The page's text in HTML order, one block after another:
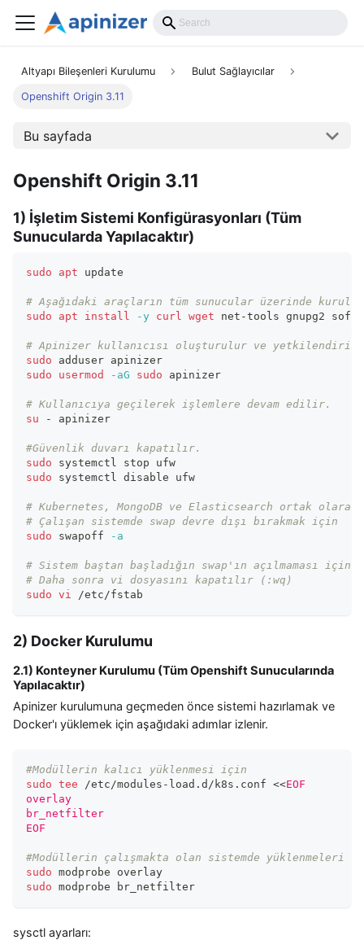
Altyapı Bileşenleri Kurulumu Bulut Sağlayıcılar
Openshift Origin 3.11
Bu sayfada
Openshift Origin 3.11
1) İşletim Sistemi Konfigürasyonları (Tüm
Sunucularda Yapılacaktır)
sudo apt update
# Aşağıdaki araçların tüm sunucular üzerinde
sudo
apt install -y curl wget net-tools gnupg2
# Apinizer kullanıcısı oluşturulur ve
sudo adduser apinizer
sudo
usermod -aG sudo apinizer
# Kullanıcıya geçilerek işlemlere devam edilir.
su - apinizer
#Güvenlik duvarı kapatılır.
sudo systemctl stop ufw
sudo systemctl disable ufw
# Kubernetes, MongoDB ve Elasticsearch ortak
# Çalışan sistemde swap devre dışı bırakmak için
sudo swapoff -a
# Sistem baştan başladığın swap'ın açılmaması
# Daha sonra vi dosyasını kapatılır (:wq)
sudo vi /etc/fstab
2) Docker Kurulumu
2.1) Konteyner Kurulumu (Tüm Openshift Sunucularında
Yapılacaktır)
Apinizer kurulumuna geçmeden önce sistemi hazırlamak ve
Docker'ı yüklemek için aşağıdaki adımlar izlenir.
#Modüllerin kalıcı yüklenmesi için
sudo tee /etc/modules-load.d/k8s.conf <<EOF
overlay
br_netfilter
EOF
#Modüllerin çalışmakta olan sistemde yüklenmeleri
sudo modprobe overlay
sudo modprobe br_netfilter
sysctl ayarları: